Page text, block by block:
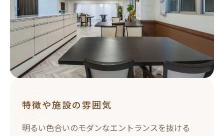
特徴や施設の雰囲気
明るい色合いのモダンなエントランスを抜ける